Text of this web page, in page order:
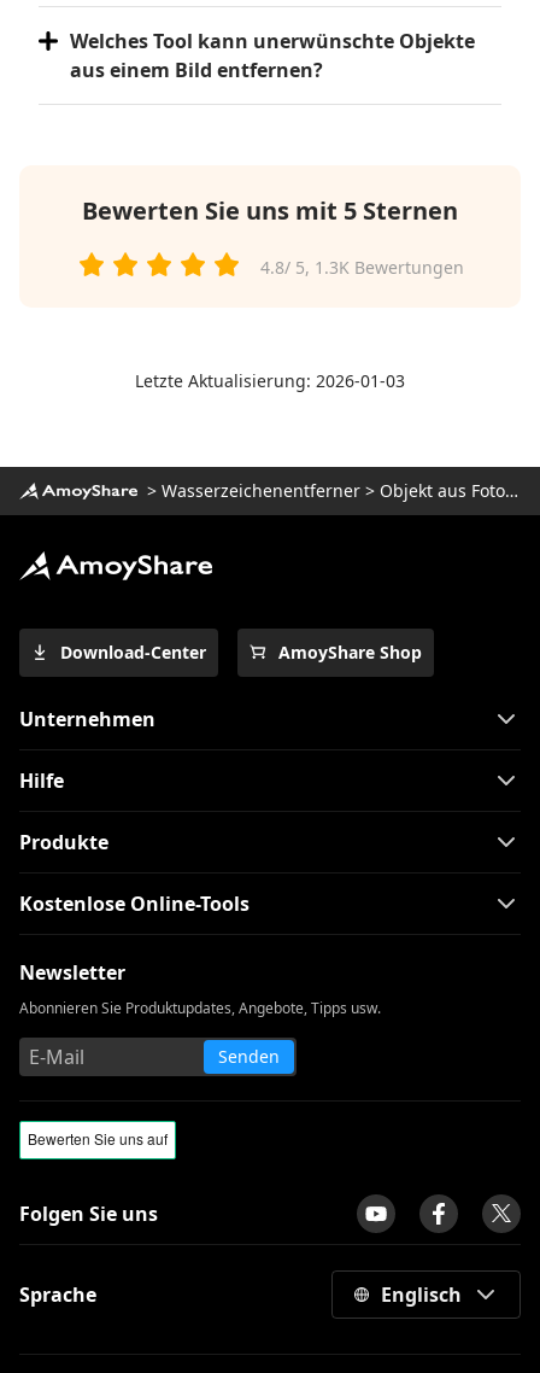
Welches Tool kann unerwünschte Objekte
aus einem Bild entfernen?
Bewerten Sie uns mit 5 Sternen
4.8/ 5, 1.3KBewertungen
Letzte Aktualisierung: 2026-01-03
> Wasserzeichenentferner > Objekt aus Foto entfernen
Download-Center AmoyShare Shop
Unternehmen
Hilfe
Produkte
Kostenlose Online-Tools
Newsletter
Abonnieren Sie Produktupdates, Angebote, Tipps usw.
Senden
Folgen Sie uns
Sprache Englisch